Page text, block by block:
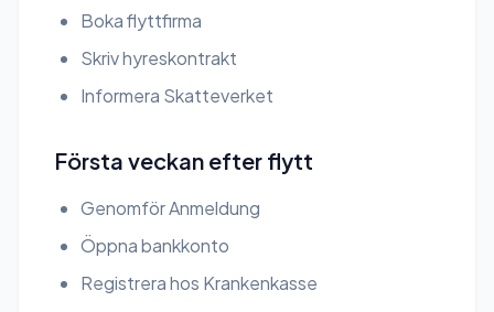
Boka flyttfirma
Skriv hyreskontrakt
Informera Skatteverket
Första veckan efter flytt
Genomför Anmeldung
Öppna bankkonto
Registrera hos Krankenkasse